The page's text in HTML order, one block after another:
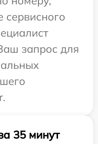
сервисного
запрос для
35 минут